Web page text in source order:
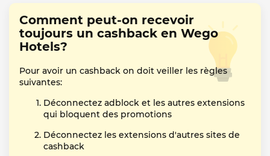
Comment peut-on recevoir
toujours un cashback en Wego
Hotels?
Pour avoir un cashback on doit veiller les règles
suivantes:
Déconnectez adblock et les autres extensions
qui bloquent des promotions
Déconnectez les extensions d'autres sites de
cashback